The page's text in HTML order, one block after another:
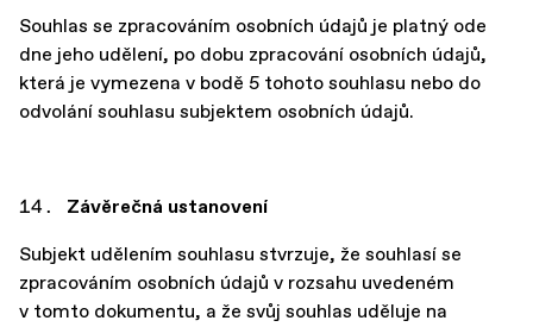
Souhlas se zpracováním osobních údajů je platný ode
dne jeho udělení, po dobu zpracování osobních údajů,
která je vymezena v bodě 5 tohoto souhlasu nebo do
odvolání souhlasu subjektem osobních údajů.
Závěrečná ustanovení
Subjekt udělením souhlasu stvrzuje, že souhlasí se
zpracováním osobních údajů v rozsahu uvedeném
v tomto dokumentu, a že svůj souhlas uděluje na